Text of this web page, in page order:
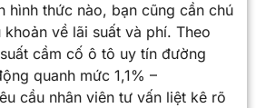
hình thức nào, bạn cũng cần chú
về lãi suất và phí. Theo
cầm cố ô tô uy tín đường
quanh mức 1,1% –
cầu nhân viên tư vấn liệt kê rõ